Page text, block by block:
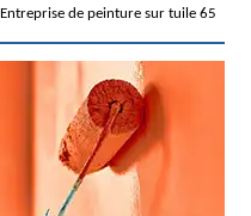
Entreprise de peinture sur tuile 65